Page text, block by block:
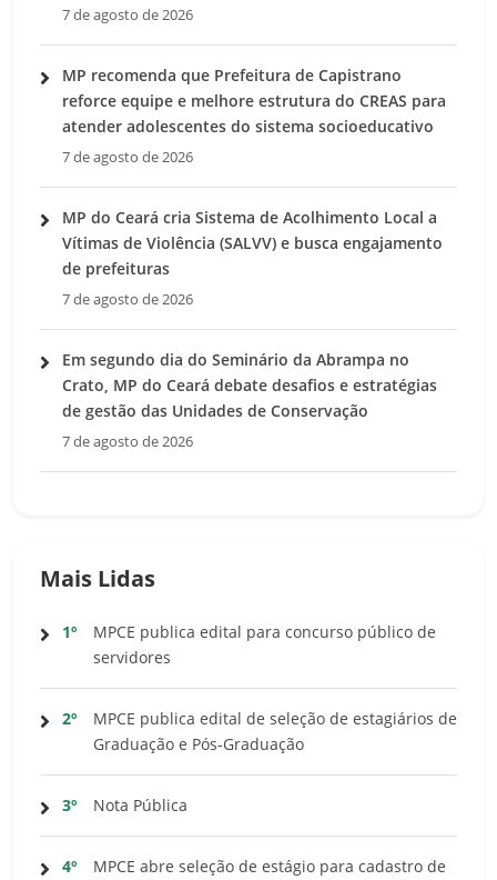
7 de agosto de 2026
MP recomenda que Prefeitura de Capistrano
reforce equipe e melhore estrutura do CREAS para
atender adolescentes do sistema socioeducativo
7 de agosto de 2026
MP do Ceará cria Sistema de Acolhimento Local a
Vítimas de Violência (SALVV) e busca engajamento
de prefeituras
7 de agosto de 2026
Em segundo dia do Seminário da Abrampa no
Crato, MP do Ceará debate desafios e estratégias
de gestão das Unidades de Conservação
7 de agosto de 2026
Mais Lidas
1º
MPCE publica edital para concurso público de
servidores
2º
MPCE publica edital de seleção de estagiários de
Graduação e Pós-Graduação
3º Nota Pública
4º
MPCE abre seleção de estágio para cadastro de